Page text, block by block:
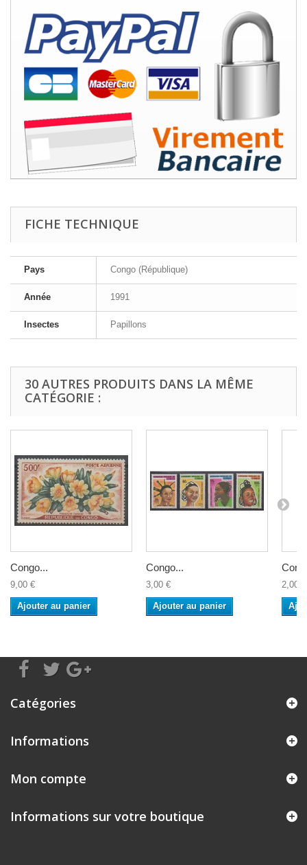
FICHE TECHNIQUE
Pays Congo (République)
Année 1991
Insectes Papillons
30 AUTRES PRODUITS DANS LA MÊME
CATÉGORIE :
Congo...
9,00 €
Ajouter au panier
Congo...
3,00 €
Ajouter au panier
2,00 €
Catégories
Informations
Mon compte
Informations sur votre boutique